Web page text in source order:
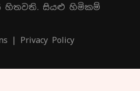
හිතවති. සියළු හිමිකම්
| Privacy Policy